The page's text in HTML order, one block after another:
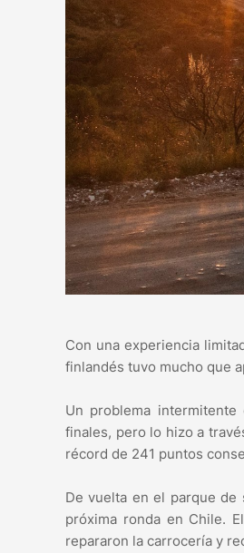
Con una experiencia
finlandés tuvo mucho que
Un problema
finales, pero lo hizo a
récord de 241 puntos
De vuelta en el parque de
próxima ronda en Chile.
repararon la carrocería y